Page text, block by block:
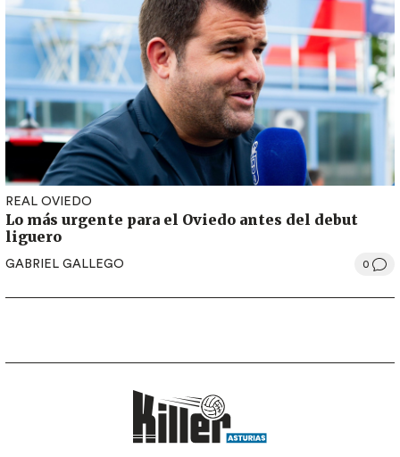
REAL OVIEDO
Lo más urgente para el Oviedo antes del debut
liguero
GABRIEL GALLEGO 0